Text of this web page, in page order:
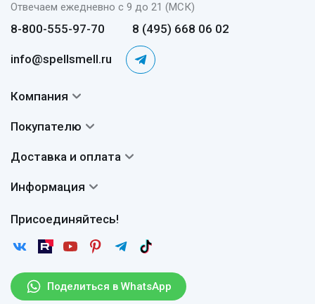
Отвечаем ежедневно с 9 до 21 (МСК)
8-800-555-97-70 8 (495) 668 06 02
info@spellsmell.ru
Поделиться в WhatsApp
Присоединяйтесь!
Компания
Авторы
Сертификаты
Покупателю
Вопросы и ответы
Отзывы
Статьи
Рассылка
Доставка и оплата
Доставка
Возврат
Информация
Пользовательское соглашение
Защита персональных данных
Правила продажи товаров (Постановление Правительства